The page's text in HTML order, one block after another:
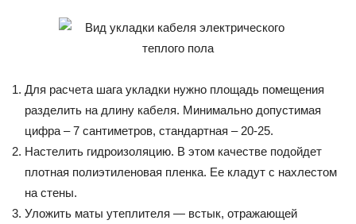
Для расчета шага укладки нужно площадь помещения
разделить на длину кабеля. Минимально допустимая
цифра – 7 сантиметров, стандартная – 20-25.
Настелить гидроизоляцию. В этом качестве подойдет
плотная полиэтиленовая пленка. Ее кладут с нахлестом
на стены.
Уложить маты утеплителя — встык, отражающей